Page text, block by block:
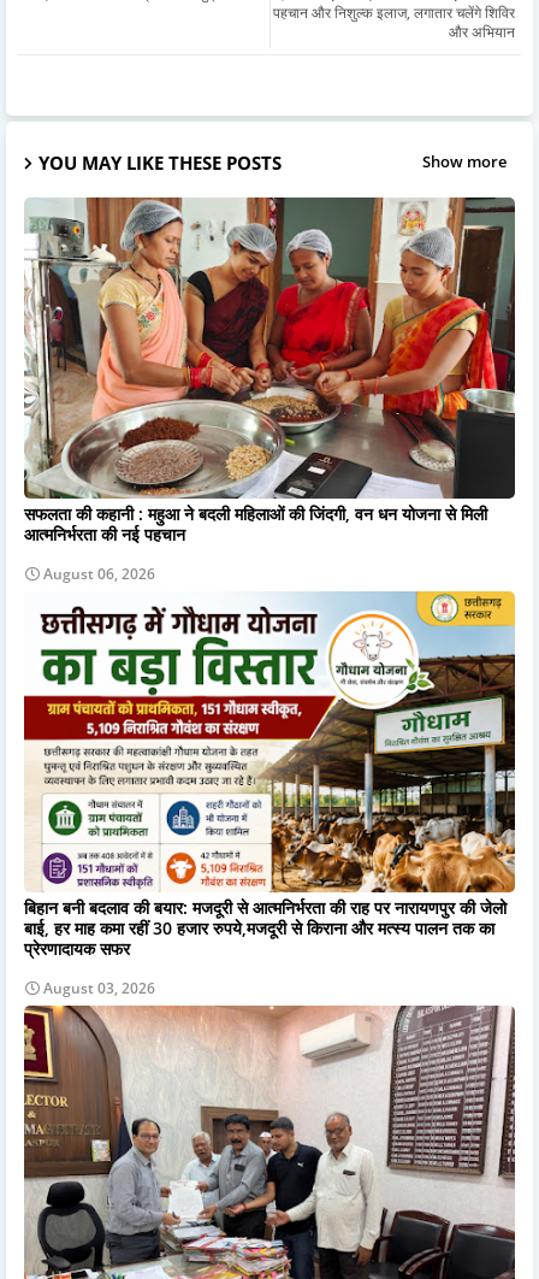
पहचान और निशुल्क इलाज, लगातार चलेंगे शिविर
और अभियान
YOU MAY LIKE THESE POSTS Show more
सफलता की कहानी : महुआ ने बदली महिलाओं की जिंदगी, वन धन योजना से मिली
आत्मनिर्भरता की नई पहचान
August 06, 2026
बिहान बनी बदलाव की बयार: मजदूरी से आत्मनिर्भरता की राह पर नारायणपुर की जेलो
बाई, हर माह कमा रहीं 30 हजार रुपये,मजदूरी से किराना और मत्स्य पालन तक का
प्रेरणादायक सफर
August 03, 2026